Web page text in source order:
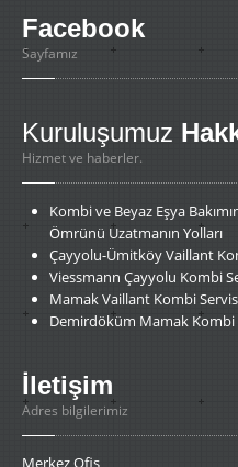
Facebook
Sayfamız
Kuruluşumuz
Hizmet ve haberler.
Kombive Beyaz Eşya
Ömrünü Uzatmanın Yolları
Çayyolu-ÜmitköyVaillant
Viessmann Çayyolu Kombi
MamakVaillant Kombi
Demirdöküm Mamak Kombi
İletişim
Adres bilgilerimiz
Merkez Ofis